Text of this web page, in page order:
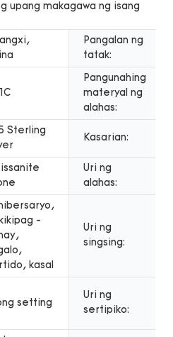
upang makagawa ng isang
Pangalan ng
tatak:
Pangunahing
materyal ng
alahas:
Sterling
Kasarian:
Uri ng
alahas:
-
kasal
Uri ng
singsing:
setting
Uri ng
sertipiko: